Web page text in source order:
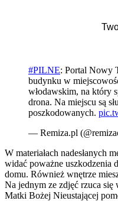
#PILNE: Portal Nowy
budynku w
włodawskim, na który
drona. Na miejscu są
poszkodowanych.
— Remiza.pl
W materiałach nadesłanych
widać poważne uszkodzenia
domu. Również wnętrze
Na jednym ze zdjęć rzuca
Matki Bożej Nieustającej